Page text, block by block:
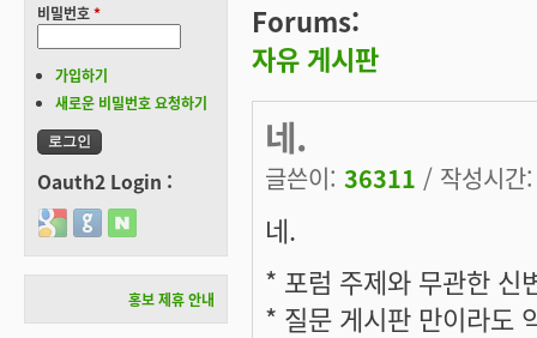
Forums:
자유 게시판
네.
글쓴이: 36311 / 작성시
네.
* 포럼 주제와 무관한 신
* 질문 게시판 만이라도
비밀번호*
가입하기
새로운 비밀번호 요청하기
Oauth2 Login :
Login with Google
Login with GitHub
Login with Naver
홍보 제휴 안내